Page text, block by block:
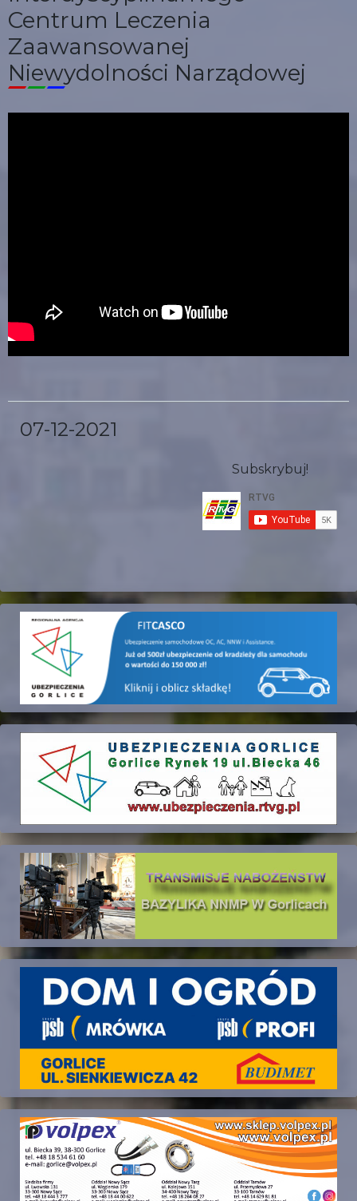
Centrum Leczenia
Zaawansowanej
Niewydolności Narządowej
07-12-2021
Subskrybuj!